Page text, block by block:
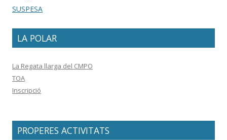
SUSPESA
LA POLAR
La Regata llarga del CMPO
TOA
Inscripció
PROPERES ACTIVITATS